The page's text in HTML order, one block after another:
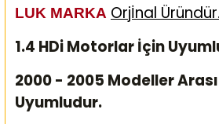
LUK MARKA Orjİnal Üründür.
1.4 HDi Motorlar İçin
2000 - 2005 Modeller
Uyumludur.